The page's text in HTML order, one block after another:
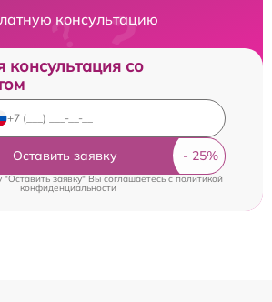
консультацию
консультация со
Оставить заявку
заявку" Вы соглашаетесь cполитикой
конфиденциальности